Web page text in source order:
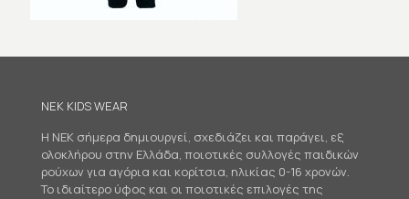
NEK KIDS WEAR
Η NEK σήμερα δημιουργεί, σχεδιάζει και παράγει, εξ
ολοκλήρου στην Ελλάδα, ποιοτικές συλλογές παιδικών
ρούχων για αγόρια και κορίτσια, ηλικίας 0-16 χρονών.
Το ιδιαίτερο ύφος και οι ποιοτικές επιλογές της